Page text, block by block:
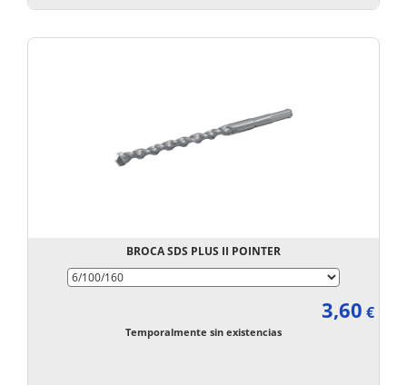
BROCA SDS PLUS II POINTER
3,60 €
Temporalmente sin existencias